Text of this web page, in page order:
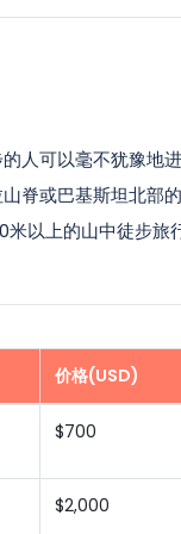
人可以毫不犹豫地
脊或巴基斯坦北部
以上的山中徒步旅
价格(USD)
$700
$2,000